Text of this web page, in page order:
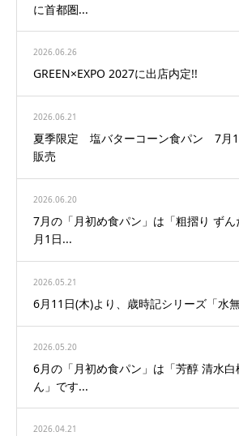
に首都圏...
2026.06.26
GREEN×EXPO 2027に出店内定!!
2026.06.21
夏季限定 塩バターコーン食パン 7月
販売
2026.06.20
7月の「月初め食パン」は「粗摺り ず
月1日...
2026.05.21
6月11日(木)より、歳時記シリーズ「水
2026.05.20
6月の「月初め食パン」は「芳醇 清水
ん」です...
2026.04.21